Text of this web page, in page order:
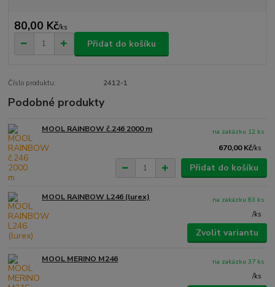
80,00 Kč/ks
Přidat do košíku
Číslo produktu: 2412-1
Podobné produkty
MOOL RAINBOW č.246 2000 m
670,00 Kč/ks
na zakázku 12 ks
Přidat do košíku
MOOL RAINBOW L246 (lurex)
/ks
na zakázku 83 ks
Zvolit variantu
MOOL MERINO M246
/ks
na zakázku 37 ks